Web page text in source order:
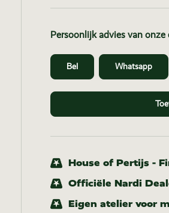
Persoonlijk advies van onze
Bel Whatsapp
House of Pertijs -
Officiële Nardi
Eigen atelier voor